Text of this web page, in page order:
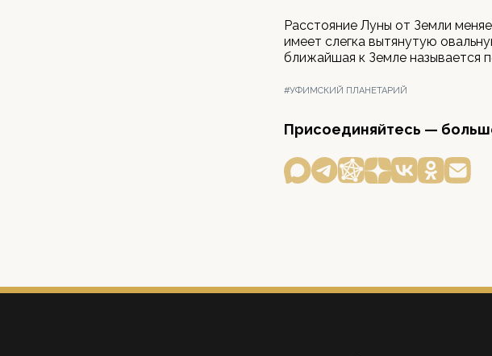
Расстояние Луны от Земли
имеет слегка вытянутую
ближайшая к Земле называется
#УФИМСКИЙ ПЛАНЕТАРИЙ
Присоединяйтесь —